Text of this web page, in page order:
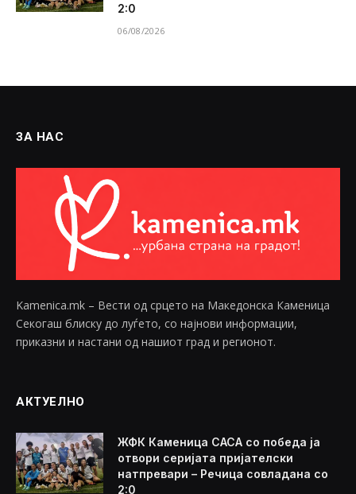
2:0
06/08/2026
ЗА НАС
Kamenica.mk – Вести од срцето на Македонска Каменица
Секогаш блиску до луѓето, со најнови информации,
приказни и настани од нашиот град и регионот.
АКТУЕЛНО
ЖФК Каменица САСА со победа ја
отвори серијата пријателски
натпревари – Речица совладана со
2:0